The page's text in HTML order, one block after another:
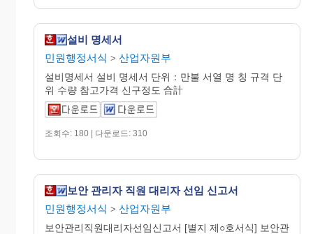
설비 명세서
민원행정서식 > 산업자원부
설비명세서 설비 명세서 단위：만불 서열 명 칭 규격 단
위 수량 참고가격 신구정도 合計
조회수: 180 | 다운로드: 310
보안 관리자 직원 대리자 선임 신고서
민원행정서식 > 산업자원부
보안관리직원대리자선임신고서 [별지 제○호서식] 보안관